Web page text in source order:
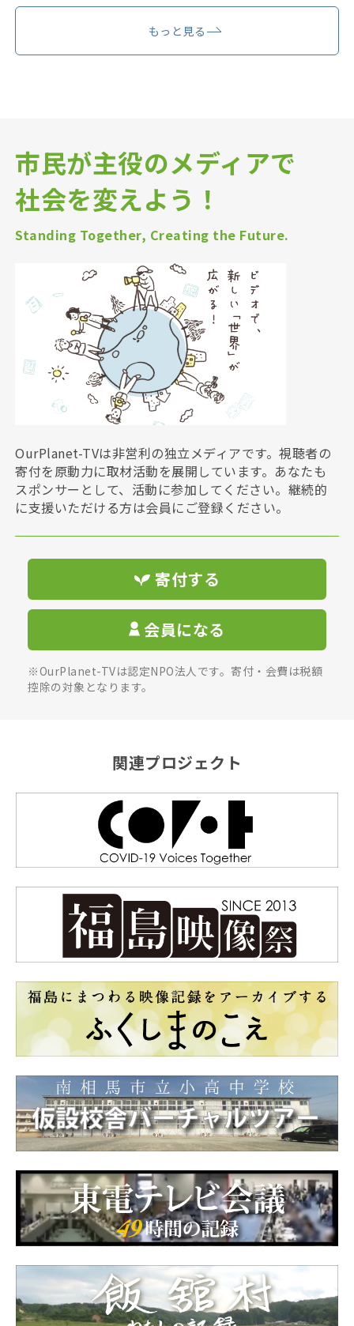
もっと見る
市民が主役のメディアで
社会を変えよう！
Standing Together, Creating the Future.
OurPlanet-TVは非営利の独立メディアです。視聴者の
寄付を原動力に取材活動を展開しています。あなたも
スポンサーとして、活動に参加してください。継続的
に支援いただける方は会員にご登録ください。
寄付する
会員になる
※OurPlanet-TVは認定NPO法人です。寄付・会費は税額
控除の対象となります。
関連プロジェクト